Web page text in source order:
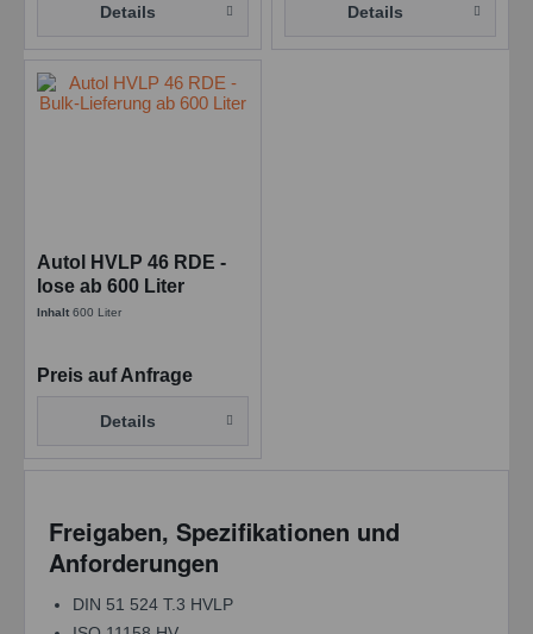
Details Details
Autol HVLP 46 RDE -
lose ab 600 Liter
Bosch Rexroth Fluid
Inhalt600 Liter
Preis auf Anfrage
Details
Freigaben, Spezifikationen und
Anforderungen
DIN 51 524 T.3 HVLP